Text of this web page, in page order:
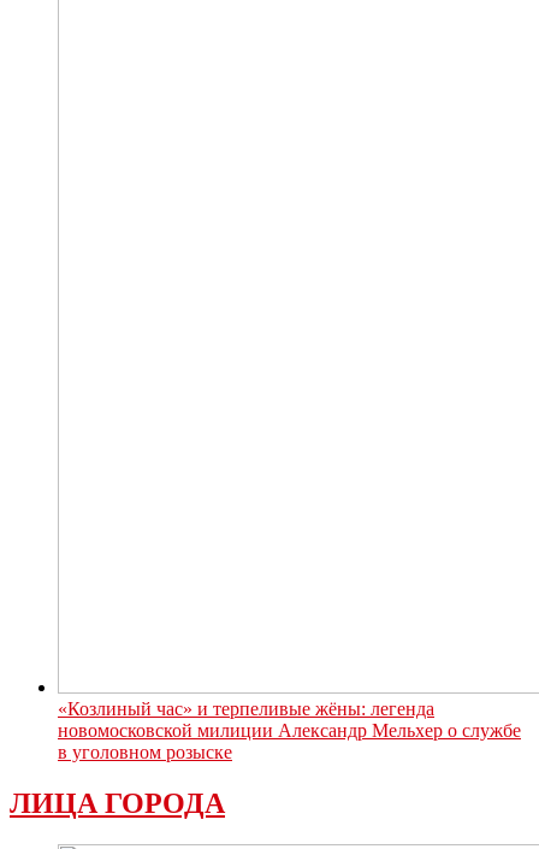
«Козлиный час» и терпеливые жёны: легенда
новомосковской милиции Александр Мельхер о службе
в уголовном розыске
ЛИЦА ГОРОДА